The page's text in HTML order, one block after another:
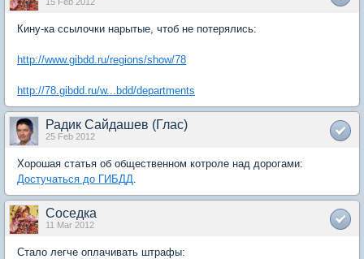
Кину-ка ссылочки нарытые, чтоб не потерялись:
http://www.gibdd.ru/regions/show/78
http://78.gibdd.ru/w...bdd/departments
Радик Сайдашев (Глас)
25 Feb 2012
Хорошая статья об общественном котроле над дорогами:
Достучаться до ГИБДД
Соседка
11 Mar 2012
Стало легче оплачивать штрафы: